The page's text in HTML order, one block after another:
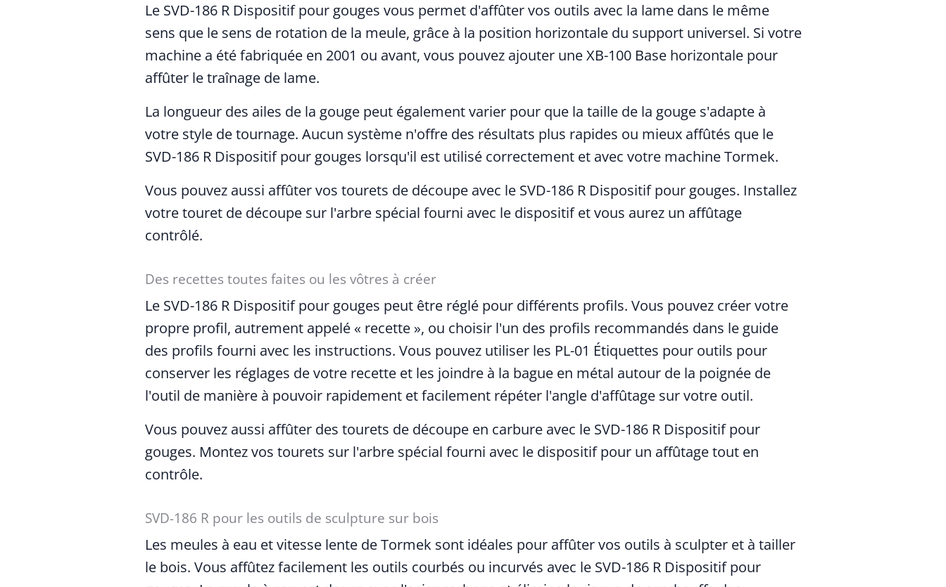
Le SVD-186 R Dispositif pour gouges vous permet d'affûter vos outils avec la lame dans le même
sens que le sens de rotation de la meule, grâce à la position horizontale du support universel. Si votre
machine a été fabriquée en 2001 ou avant, vous pouvez ajouter une XB-100 Base horizontale pour
affûter le traînage de lame.
La longueur des ailes de la gouge peut également varier pour que la taille de la gouge s'adapte à
votre style de tournage. Aucun système n'offre des résultats plus rapides ou mieux affûtés que le
SVD-186 R Dispositif pour gouges lorsqu'il est utilisé correctement et avec votre machine Tormek.
Vous pouvez aussi affûter vos tourets de découpe avec le SVD-186 R Dispositif pour gouges. Installez
votre touret de découpe sur l'arbre spécial fourni avec le dispositif et vous aurez un affûtage
contrôlé.
Des recettes toutes faites ou les vôtres à créer
Le SVD-186 R Dispositif pour gouges peut être réglé pour différents profils. Vous pouvez créer votre
propre profil, autrement appelé « recette », ou choisir l'un des profils recommandés dans le guide
des profils fourni avec les instructions. Vous pouvez utiliser les PL-01 Étiquettes pour outils pour
conserver les réglages de votre recette et les joindre à la bague en métal autour de la poignée de
l'outil de manière à pouvoir rapidement et facilement répéter l'angle d'affûtage sur votre outil.
Vous pouvez aussi affûter des tourets de découpe en carbure avec le SVD-186 R Dispositif pour
gouges. Montez vos tourets sur l'arbre spécial fourni avec le dispositif pour un affûtage tout en
contrôle.
SVD-186 R pour les outils de sculpture sur bois
Les meules à eau et vitesse lente de Tormek sont idéales pour affûter vos outils à sculpter et à tailler
le bois. Vous affûtez facilement les outils courbés ou incurvés avec le SVD-186 R Dispositif pour